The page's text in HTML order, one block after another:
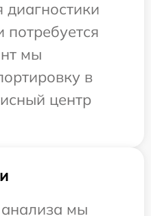
потребуется
мы
в
центр
мы